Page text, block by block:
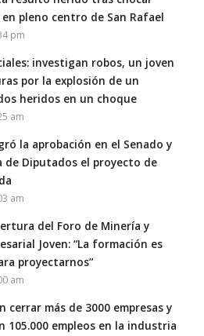
pleno centro de San Rafael
pm
investigan robos, un joven
por la explosión de un
heridos en un choque
am
la aprobación en el Senado y
de Diputados el proyecto de
am
del Foro de Minería y
Joven: “La formación es
proyectarnos”
am
cerrar más de 3000 empresas y
105.000 empleos en la industria